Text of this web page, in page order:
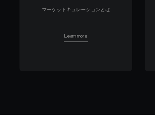
マーケットキュレーションとは
Learn more